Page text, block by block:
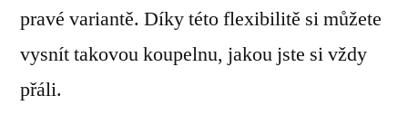
pravé variantě. Díky této flexibilitě si můžete
vysnít takovou koupelnu, jakou jste si vždy
přáli.